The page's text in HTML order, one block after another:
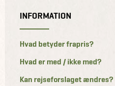
INFORMATION
Hvad betyder frapris?
Hvad er med / ikke med?
Kan rejseforslaget ændres?